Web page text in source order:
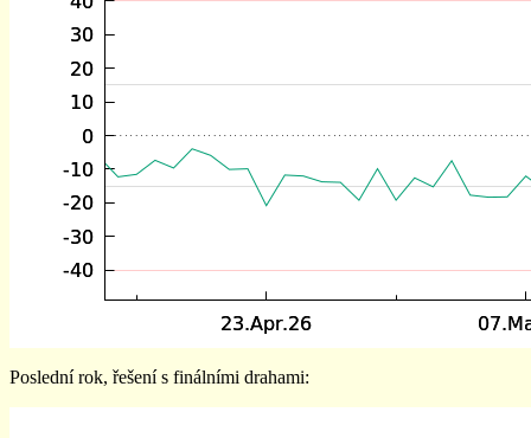
Poslední rok, řešení s finálními drahami: